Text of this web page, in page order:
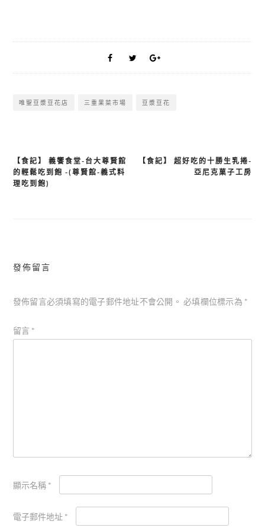
唯聖豆漿豆花店 三重果菜市場 豆漿豆花
文
章
【食記】 義饗食堂-台大尊賢館
的輕鬆吃到飽 -(尊賢館-義式料
理吃到飽)
【食記】 超好吃的十勝生乳捲-
亞尼克菓子工房
發佈留言
發佈留言必須填寫的電子郵件地址不會公開。 必填欄位標示為 *
留言 *
顯示名稱 *
電子郵件地址 *